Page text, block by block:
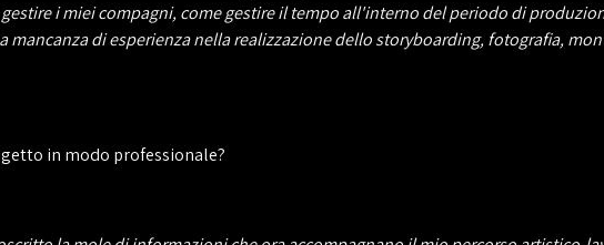
i miei compagni, come gestire il tempo all'interno del periodo di
di esperienza nella realizzazione dello storyboarding, fotografia,
in modo professionale?